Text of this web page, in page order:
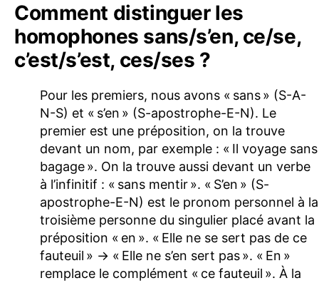
Comment distinguer les
homophones sans/s’en, ce/se,
c’est/s’est, ces/ses ?
Pour les premiers, nous avons « sans » (S-A-
N-S) et « s’en » (S-apostrophe-E-N). Le
premier est une préposition, on la trouve
devant un nom, par exemple : « Il voyage sans
bagage ». On la trouve aussi devant un verbe
à l’infinitif : « sans mentir ». « S’en » (S-
apostrophe-E-N) est le pronom personnel à la
troisième personne du singulier placé avant la
préposition « en ». « Elle ne se sert pas de ce
fauteuil » -> « Elle ne s’en sert pas ». « En »
remplace le complément « ce fauteuil ». À la